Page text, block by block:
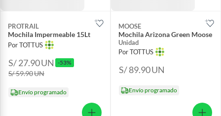
PROTRAIL
Mochila Impermeable 15Lt
Por TOTTUS
S/ 27.90UN -53%
S/ 59.90UN
Envío programado
MOOSE
Mochila Arizona Green Moose
Unidad
Por TOTTUS
S/ 89.90UN
Envío programado